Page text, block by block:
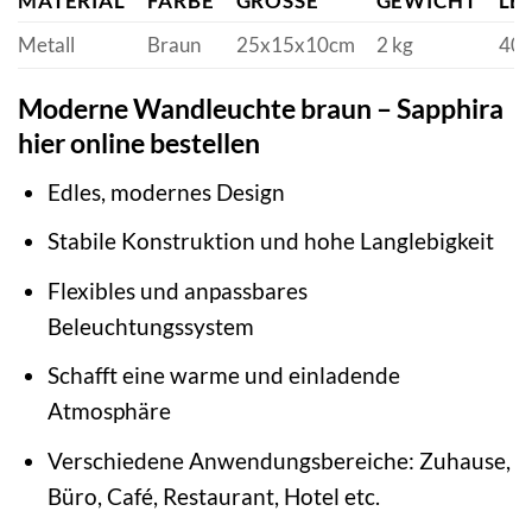
Metall
Braun 25x15x10cm 2 kg 40
Moderne Wandleuchte braun – Sapphira
hier online bestellen
Edles, modernes Design
Stabile Konstruktion und hohe Langlebigkeit
Flexibles und anpassbares
Beleuchtungssystem
Schafft eine warme und einladende
Atmosphäre
Verschiedene Anwendungsbereiche: Zuhause,
Büro, Café, Restaurant, Hotel etc.